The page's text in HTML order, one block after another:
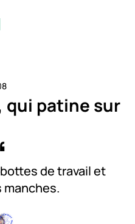
qui patine sur
de travail et
manches.